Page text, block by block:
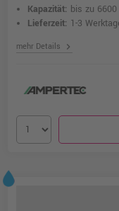
Kapazität: bis zu
Lieferzeit: 1-3
mehr Details chevron_right